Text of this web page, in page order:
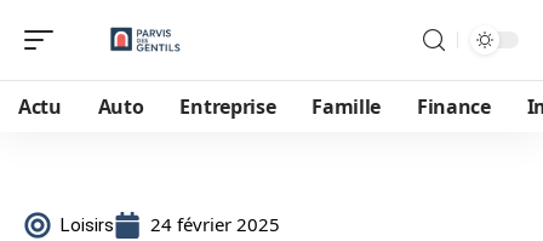
Actu Auto Entreprise Famille Finance
Loisirs 24 février 2025